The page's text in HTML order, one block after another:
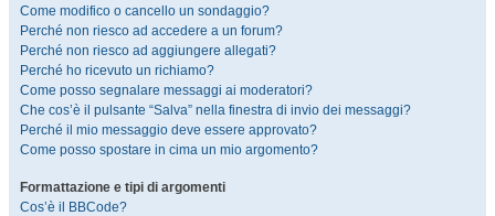
Come modifico o cancello un sondaggio?
Perché non riesco ad accedere a un forum?
Perché non riesco ad aggiungere allegati?
Perché ho ricevuto un richiamo?
Come posso segnalare messaggi ai moderatori?
Che cos’è il pulsante “Salva” nella finestra di invio dei messaggi?
Perché il mio messaggio deve essere approvato?
Come posso spostare in cima un mio argomento?
Formattazione e tipi di argomenti
Cos’è il BBCode?